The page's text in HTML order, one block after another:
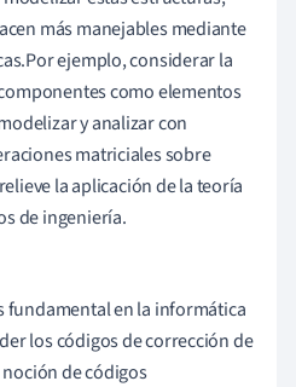
más manejables mediante
ejemplo, considerar la
como elementos
y analizar con
matriciales sobre
la aplicación de la teoría
de ingeniería.
fundamental en la informática
los códigos de corrección de
de códigos